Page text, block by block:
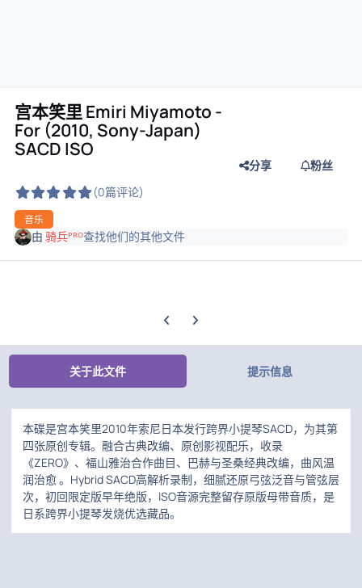
宫本笑里 Emiri Miyamoto -
For (2010, Sony-Japan)
SACD ISO
(0篇评论)
音乐
分享 粉丝
由骑兵ᴾᴿᴼ查找他们的其他文件
上一张轮播幻灯片
下一张轮播幻灯片
关于此文件 提示信息
本碟是宫本笑里2010年索尼日本发行跨界小提琴SACD，为其第
四张原创专辑。融合古典改编、原创影视配乐，收录
《ZERO》、福山雅治合作曲目、巴赫与圣桑经典改编，曲风温
润治愈 。Hybrid SACD高解析录制，细腻还原弓弦泛音与管弦层
次，初回限定版早年绝版，ISO音源完整留存原版母带音质，是
日系跨界小提琴发烧优选藏品。